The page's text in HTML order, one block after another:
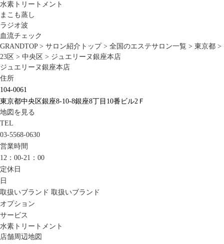
水素トリートメント
まこも蒸し
ラジオ波
血流チェック
GRANDTOP > サロン紹介トップ > 全国のエステサロン一覧 > 東京都 >
23区 > 中央区 > ジュエリーヌ銀座本店
ジュエリーヌ銀座本店
住所
104-0061
東京都中央区銀座8-10-8銀座8丁目10番ビル2Ｆ
地図を見る
TEL
03-5568-0630
営業時間
12：00-21：00
定休日
日
取扱いブランド 取扱いブランド
オプション
サービス
水素トリートメント
店舗周辺地図